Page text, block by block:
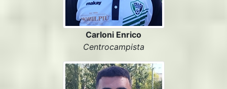
Carloni Enrico
Centrocampista